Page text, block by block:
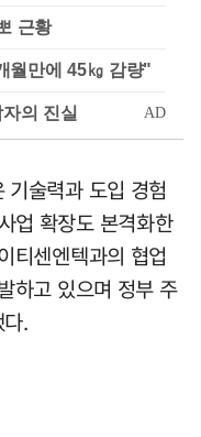
근황
월만에 45㎏ 감량"
술력과 도입 경험
업 확장도 본격화한
티센엔텍과의 협업
하고 있으며 정부 주
.